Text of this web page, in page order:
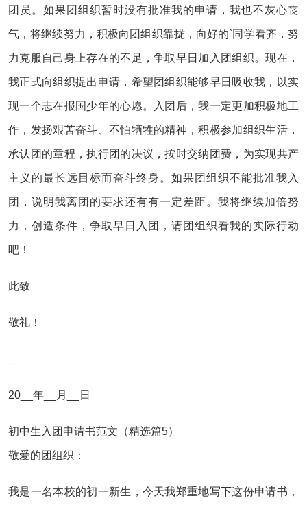
团员。如果团组织暂时没有批准我的申请，我也不灰心丧
气，将继续努力，积极向团组织靠拢，向好的`同学看齐，努
力克服自己身上存在的不足，争取早日加入团组织。现在，
我正式向组织提出申请，希望团组织能够早日吸收我，以实
现一个志在报国少年的心愿。入团后，我一定更加积极地工
作，发扬艰苦奋斗、不怕牺牲的精神，积极参加组织生活，
承认团的章程，执行团的决议，按时交纳团费，为实现共产
主义的最长远目标而奋斗终身。如果团组织不能批准我入
团，说明我离团的要求还有有一定差距。我将继续加倍努
力，创造条件，争取早日入团，请团组织看我的实际行动
吧！
此致
敬礼！
20__年__月__日
初中生入团申请书范文（精选篇5）
敬爱的团组织：
我是一名本校的初一新生，今天我郑重地写下这份申请书，